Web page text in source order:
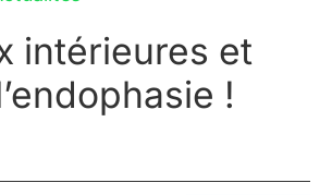
La Gestion Mentale
L’IIGM
intérieures et
!